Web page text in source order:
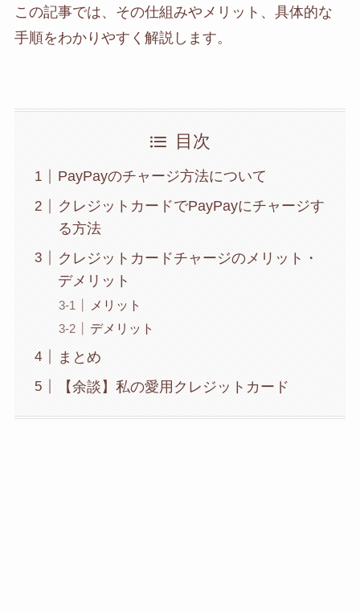
この記事では、その仕組みやメリット、具体的な
手順をわかりやすく解説します。
目次
PayPayのチャージ方法について
クレジットカードでPayPayにチャージす
る方法
クレジットカードチャージのメリット・
デメリット
メリット
デメリット
まとめ
【余談】私の愛用クレジットカード